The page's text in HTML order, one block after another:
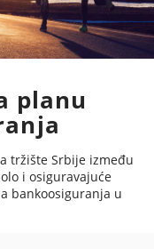
planu
tržište Srbije između
i osiguravajuće
bankoosiguranja u